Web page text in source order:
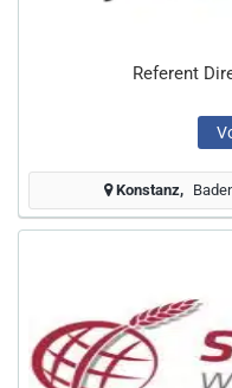
Referent
Konstanz